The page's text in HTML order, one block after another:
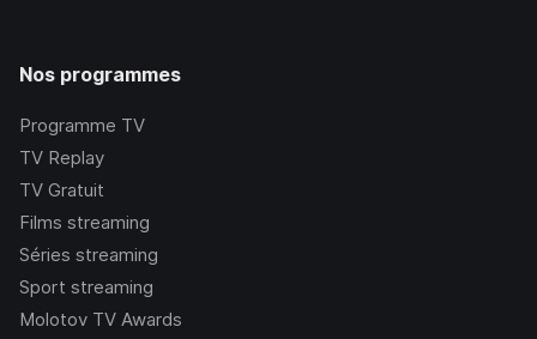
Nos programmes
Programme TV
TV Replay
TV Gratuit
Films streaming
Séries streaming
Sport streaming
Molotov TV Awards